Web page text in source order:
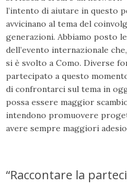
l’intento di aiutare in questo
avvicinano al tema del
generazioni. Abbiamo posto
dell’evento internazionale
si è svolto a Como. Diverse
partecipato a questo
di confrontarci sul tema in
possa essere maggior
intendono promuovere
avere sempre maggiori
“Raccontare la